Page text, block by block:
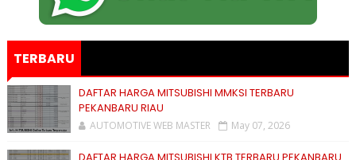
TERBARU
DAFTAR HARGA MITSUBISHI MMKSI TERBARU
PEKANBARU RIAU
AUTOMOTIVE WEB MASTER May 07, 2026